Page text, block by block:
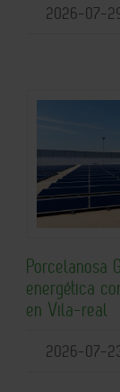
2026-07-
Porcelanosa
energética
en Vila-real
2026-07-